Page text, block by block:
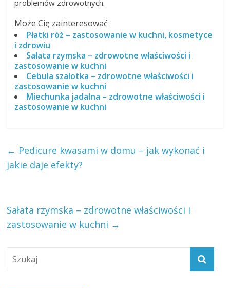
problemów zdrowotnych.
Może Cię zainteresować
Płatki róż – zastosowanie w kuchni, kosmetyce
i zdrowiu
Sałata rzymska – zdrowotne właściwości i
zastosowanie w kuchni
Cebula szalotka – zdrowotne właściwości i
zastosowanie w kuchni
Miechunka jadalna – zdrowotne właściwości i
zastosowanie w kuchni
← Pedicure kwasami w domu – jak wykonać i
jakie daje efekty?
Sałata rzymska – zdrowotne właściwości i
zastosowanie w kuchni →